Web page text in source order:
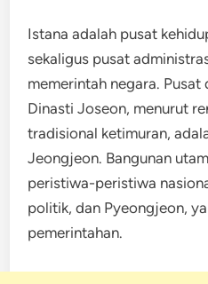
Istana adalah pusat
sekaligus pusat
memerintah negara. Pusat
Dinasti Joseon, menurut
tradisional ketimuran,
Jeongjeon. Bangunan
peristiwa-peristiwa
politik, dan Pyeongjeon,
pemerintahan.